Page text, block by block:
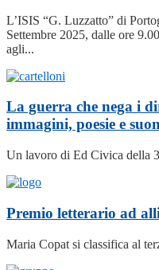
L’ISIS “G. Luzzatto” di
Settembre 2025, dalle ore
agli...
La guerra che nega i
immagini, poesie e
Un lavoro di Ed Civica della
Premio letterario ad
Maria Copat si classifica al